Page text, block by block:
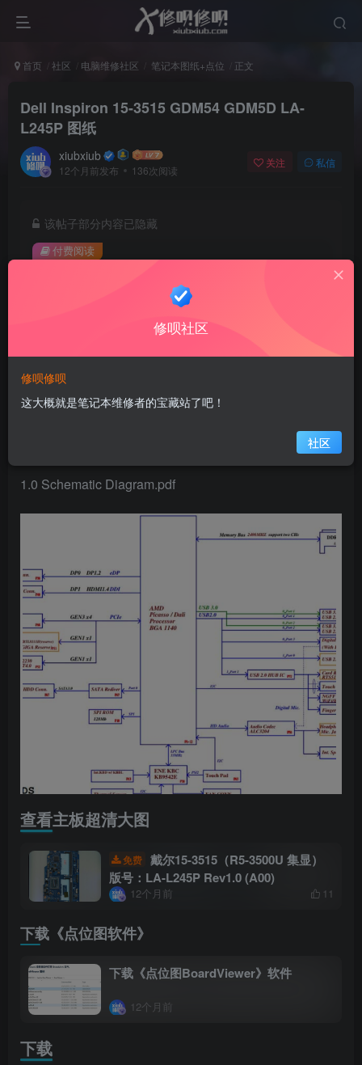
首页 社区 电脑维修社区 笔记本图纸+点位 正文
Dell Inspiron 15-3515 GDM54 GDM5D LA-
L245P 图纸
xiubxiub
12个月前发布 136次阅读
关注 私信
该帖子部分内容已隐藏
付费阅读
5积分
LA-L245P 图纸
Dell Inspiron 15-3515 GDM54 GDM5D LA-L245P Rev
1.0 Schematic Diagram.pdf
查看主板超清大图
免费 戴尔15-3515（R5-3500U 集显）
版号：LA-L245P Rev1.0 (A00)
12个月前 11
下载《点位图软件》
下载《点位图BoardViewer》软件
12个月前
下载
修呗社区
修呗修呗
这大概就是笔记本维修者的宝藏站了吧！
社区